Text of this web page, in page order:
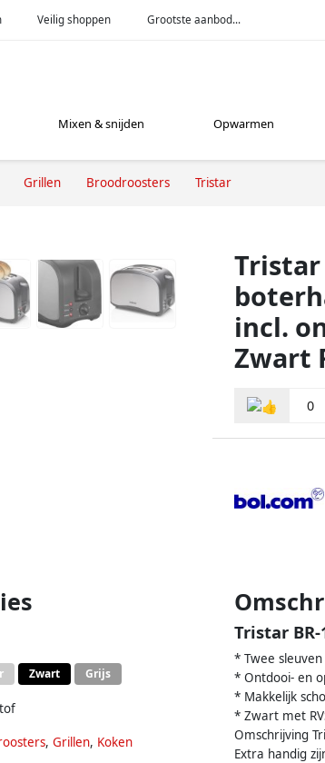
Veilig shoppen Grootste aanbod...
Mixen & snijden Opwarmen
Grillen Broodroosters Tristar
Tristar
incl.
Zwart
0
Zwart Grijs
, Grillen, Koken
Tristar
* Twee sleuven
* Ontdooi- en
* Makkelijk
* Zwart met
Omschrijving
Extra handig